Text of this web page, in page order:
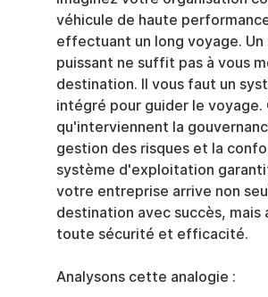
véhicule de haute
effectuant un long voyage.
puissant ne suffit pas à vous
destination. Il vous faut un
intégré pour guider le voyage.
qu'interviennent la
gestion des risques et la
système d'exploitation
votre entreprise arrive non
destination avec succès, mais
toute sécurité et efficacité.
Analysons cette analogie :